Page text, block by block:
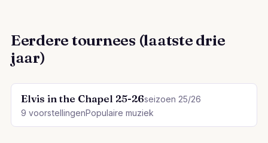
Eerdere tournees (laatste drie
jaar)
Elvis in the Chapel 25-26seizoen 25/26
9 voorstellingenPopulaire muziek